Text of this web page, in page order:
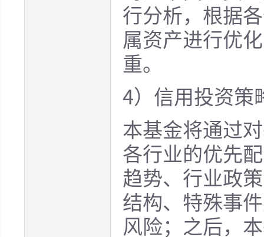
行分析，根据
属资产进行优
重。
4）信用投资策
本基金将通过
各行业的优先
趋势、行业政
结构、特殊事
风险；之后，